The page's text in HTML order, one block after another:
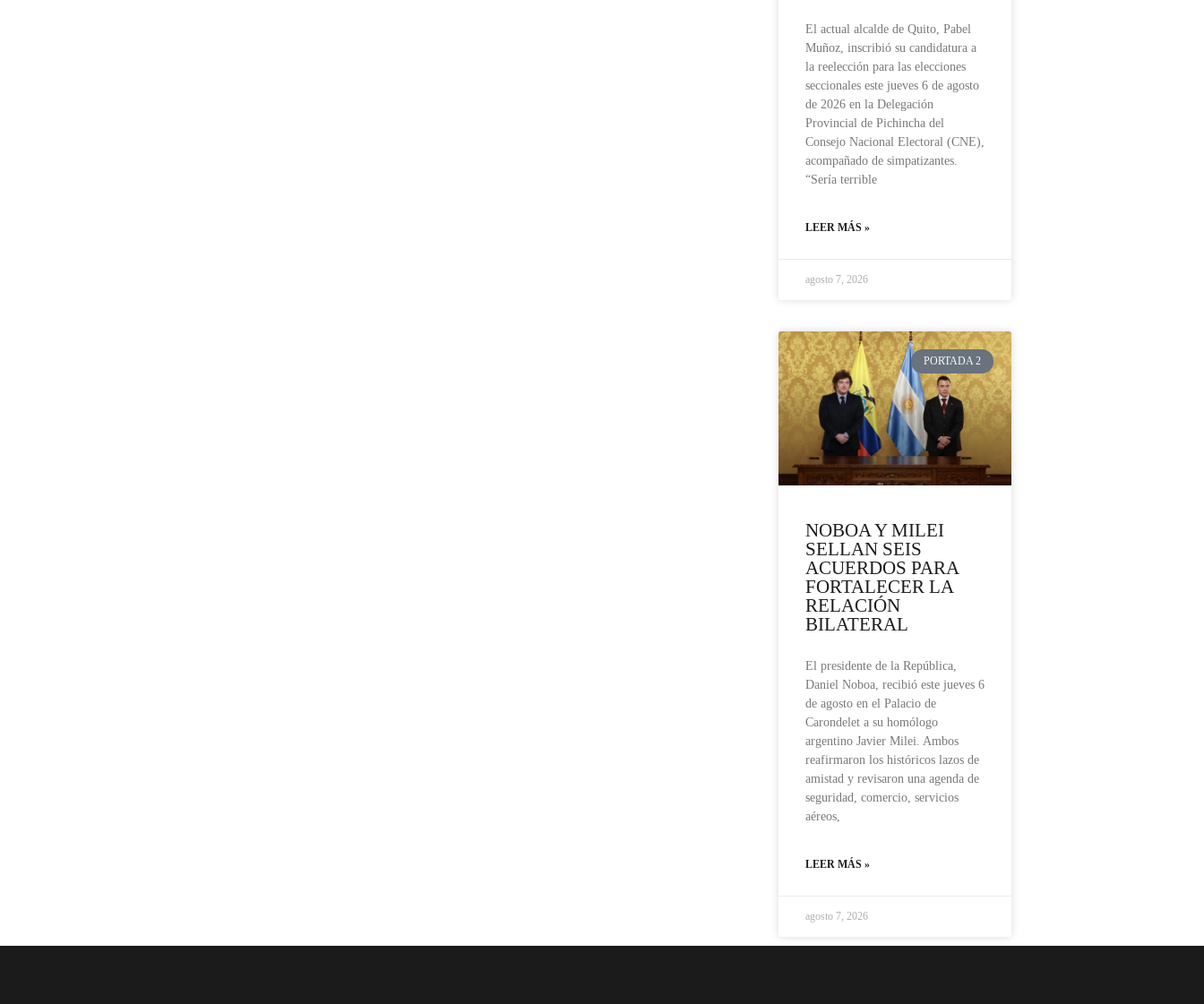
El actual alcalde de Quito, Pabel
Muñoz, inscribió su candidatura a
la reelección para las elecciones
seccionales este jueves 6 de agosto
de 2026 en la Delegación
Provincial de Pichincha del
Consejo Nacional Electoral (CNE),
acompañado de simpatizantes.
“Sería terrible
LEER MÁS »
agosto 7, 2026
PORTADA 2
NOBOA Y MILEI
SELLAN SEIS
ACUERDOS PARA
FORTALECER LA
RELACIÓN
BILATERAL
El presidente de la República,
Daniel Noboa, recibió este jueves 6
de agosto en el Palacio de
Carondelet a su homólogo
argentino Javier Milei. Ambos
reafirmaron los históricos lazos de
amistad y revisaron una agenda de
seguridad, comercio, servicios
aéreos,
LEER MÁS »
agosto 7, 2026